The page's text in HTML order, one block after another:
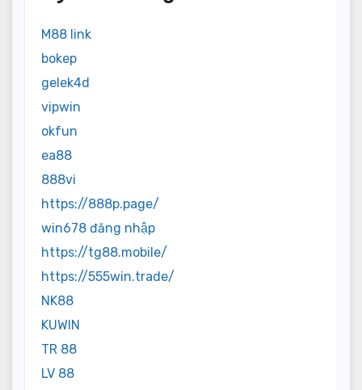
M88 link
bokep
gelek4d
vipwin
okfun
ea88
888vi
https://888p.page/
win678 đăng nhập
https://tg88.mobile/
https://555win.trade/
NK88
KUWIN
TR 88
LV 88